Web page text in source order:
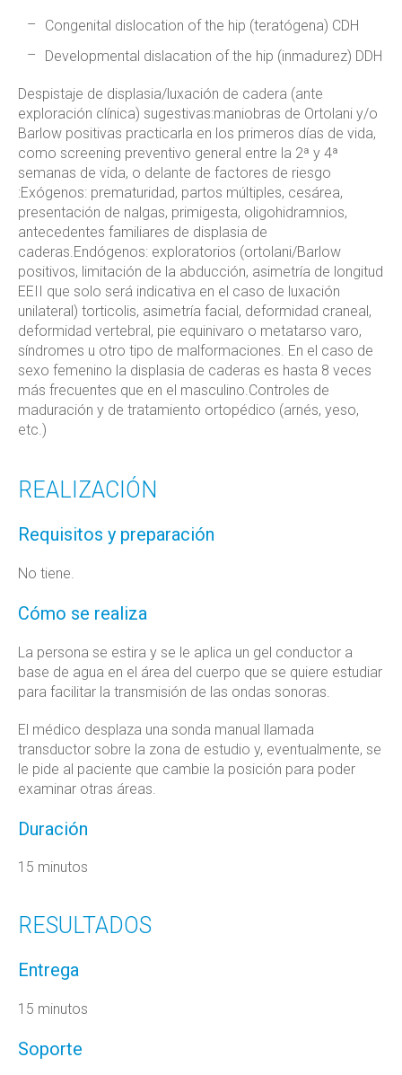
Congenital dislocation of the hip (teratógena) CDH
Developmental dislacation of the hip (inmadurez) DDH
Despistaje de displasia/luxación de cadera (ante
exploración clínica) sugestivas:maniobras de Ortolani y/o
Barlow positivas practicarla en los primeros días de vida,
como screening preventivo general entre la 2ª y 4ª
semanas de vida, o delante de factores de riesgo
:Exógenos: prematuridad, partos múltiples, cesárea,
presentación de nalgas, primigesta, oligohidramnios,
antecedentes familiares de displasia de
caderas.Endógenos: exploratorios (ortolani/Barlow
positivos, limitación de la abducción, asimetría de longitud
EEII que solo será indicativa en el caso de luxación
unilateral) torticolis, asimetría facial, deformidad craneal,
deformidad vertebral, pie equinivaro o metatarso varo,
síndromes u otro tipo de malformaciones. En el caso de
sexo femenino la displasia de caderas es hasta 8 veces
más frecuentes que en el masculino.Controles de
maduración y de tratamiento ortopédico (arnés, yeso,
etc.)
REALIZACIÓN
Requisitos y preparación
No tiene.
Cómo se realiza
La persona se estira y se le aplica un gel conductor a
base de agua en el área del cuerpo que se quiere estudiar
para facilitar la transmisión de las ondas sonoras.
El médico desplaza una sonda manual llamada
transductor sobre la zona de estudio y, eventualmente, se
le pide al paciente que cambie la posición para poder
examinar otras áreas.
Duración
15 minutos
RESULTADOS
Entrega
15 minutos
Soporte